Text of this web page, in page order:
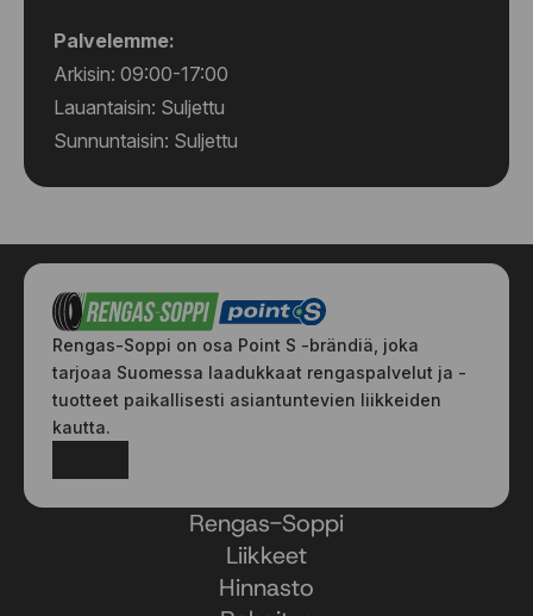
Palvelemme:
Arkisin: 09:00-17:00
Lauantaisin: Suljettu
Sunnuntaisin: Suljettu
Rengas-Soppi on osa Point S -brändiä, joka
tarjoaa Suomessa laadukkaat rengaspalvelut ja -
tuotteet paikallisesti asiantuntevien liikkeiden
kautta.
Rengas-Soppi
Liikkeet
Hinnasto